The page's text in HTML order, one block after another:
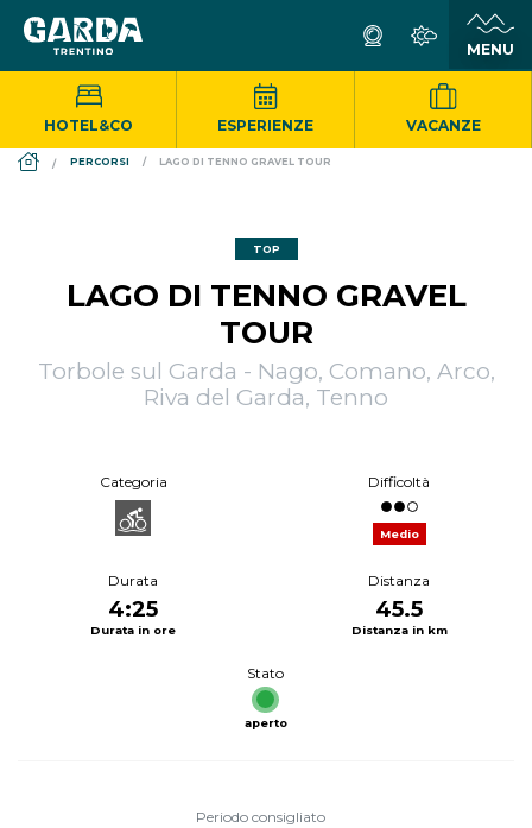
HOTEL&CO ESPERIENZE VACANZE
DS_BREADCRUMB.HOME
PERCORSI LAGO DI TENNO GRAVEL TOUR
TOP
LAGO DI TENNO GRAVEL
TOUR
Torbole sul Garda - Nago, Comano, Arco,
Riva del Garda, Tenno
Categoria Difficoltà
Medio
Durata
4:25
Durata in ore
Distanza
45.5
Distanza in km
Stato
aperto
Periodo consigliato